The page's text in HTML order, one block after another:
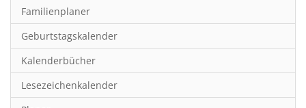
Fotokunst
Frauen
Fußball
Geburtstagskalender
Familienplaner
Geburtstagskalender
Kalenderbücher
Lesezeichenkalender